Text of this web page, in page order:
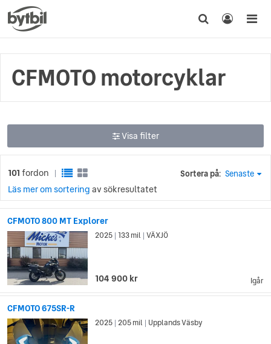
CFMOTO motorcyklar
Visa filter
101 fordon Sortera på: Senaste
Läs mer om sortering av sökresultatet
CFMOTO 800 MT Explorer
Igår
2025 133 mil VÄXJÖ
104 900 kr
CFMOTO 675SR-R
2025 205 mil Upplands Väsby